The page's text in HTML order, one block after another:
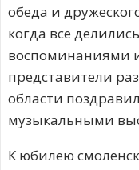
обеда и
когда все делились
воспоминаниями
представители
области
музыкальными
К юбилею